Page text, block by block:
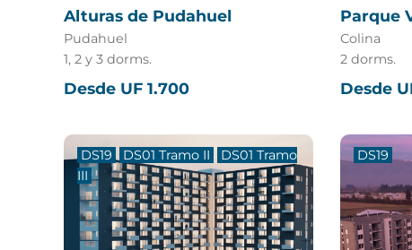
Alturas de Pudahuel
Pudahuel
1, 2 y 3 dorms.
Desde UF 1.700
Parque
Colina
2 dorms.
Desde
DS19 DS01 Tramo II
DS01 Tramo
III
DS19